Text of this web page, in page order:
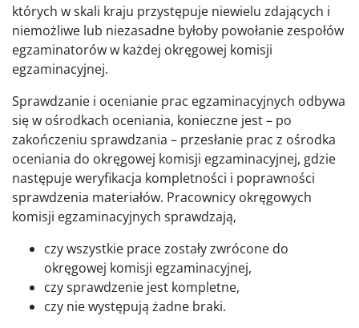
których w skali kraju przystępuje niewielu zdających i
niemożliwe lub niezasadne byłoby powołanie zespołów
egzaminatorów w każdej okręgowej komisji
egzaminacyjnej.
Sprawdzanie i ocenianie prac egzaminacyjnych odbywa
się w ośrodkach oceniania, konieczne jest – po
zakończeniu sprawdzania – przesłanie prac z ośrodka
oceniania do okręgowej komisji egzaminacyjnej, gdzie
następuje weryfikacja kompletności i poprawności
sprawdzenia materiałów. Pracownicy okręgowych
komisji egzaminacyjnych sprawdzają,
czy wszystkie prace zostały zwrócone do
okręgowej komisji egzaminacyjnej,
czy sprawdzenie jest kompletne,
czy nie występują żadne braki.